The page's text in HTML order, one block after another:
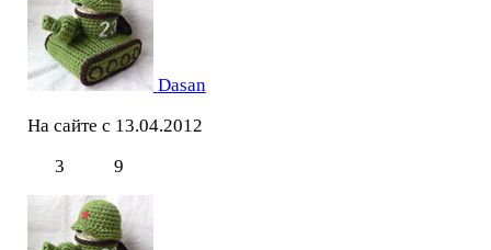
Dasan
На сайте с 13.04.2012
3
9